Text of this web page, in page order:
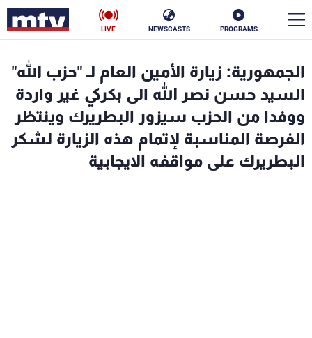
PROGRAMS
NEWSCASTS
LIVE
الجمهورية: زيارة الأمين العام لـ "حزب الله"
السيد حسن نصر الله الى بكركي غير واردة
ووفدا من الحزب سيزور البطريرك وينتظر
الفرصة المناسبة لإتمام هذه الزيارة لشكر
البطريرك على مواقفه الايجابية
الأخبار
سياسة ناس
إقتصاد فن